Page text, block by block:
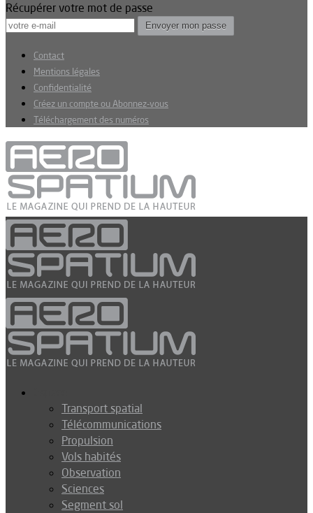
Récupérer votre mot de passe
Contact
Mentions légales
Confidentialité
Créez un compte ou Abonnez-vous
Téléchargement des numéros
Transport spatial
Télécommunications
Propulsion
Vols habités
Observation
Sciences
Segment sol